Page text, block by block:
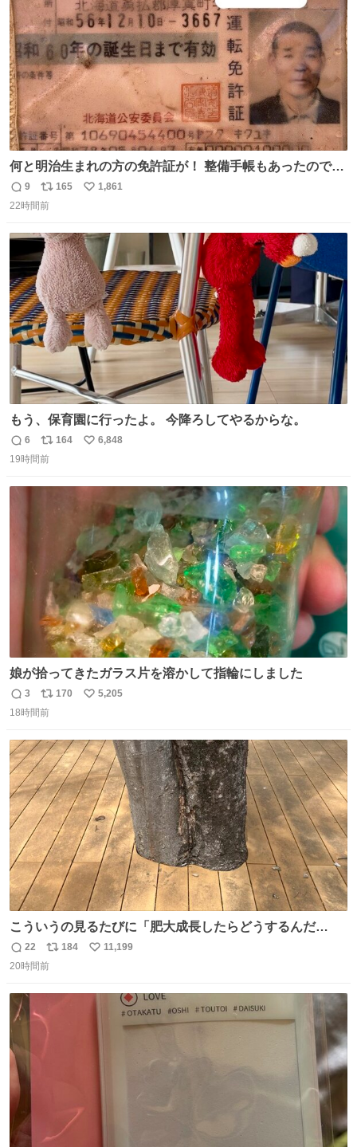
数
何と明治生まれの方の免許証が！ 整備手帳もあったのでこ
の方は新車で買われてるようです 住所調べても既に家はな
くAIに聞いたりリサーチ力の凄い酷道仲間に調べてもらっ
分の手でこの免許証を親族の方に返したいと思っていて今
回実現しそうです
返
信
9
リ
ポ
ト
数
165
い
数
1,861
22時間前
もう、保育園に行ったよ。 今降ろしてやるからな。
返
信
6
リ
ポ
164
い
6,848
19時間前
娘が拾ってきたガラス片を溶かして指輪にしました
返
信
3
リ
ポ
ト
数
170
い
数
5,205
18時間前
こういうの見るたびに「肥大成長したらどうするんだ
ろ…」って心配になっちゃう．
返
信
22
リ
ポ
184
い
数
11,199
20時間前